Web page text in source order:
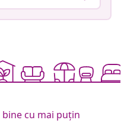
cu mai puțin